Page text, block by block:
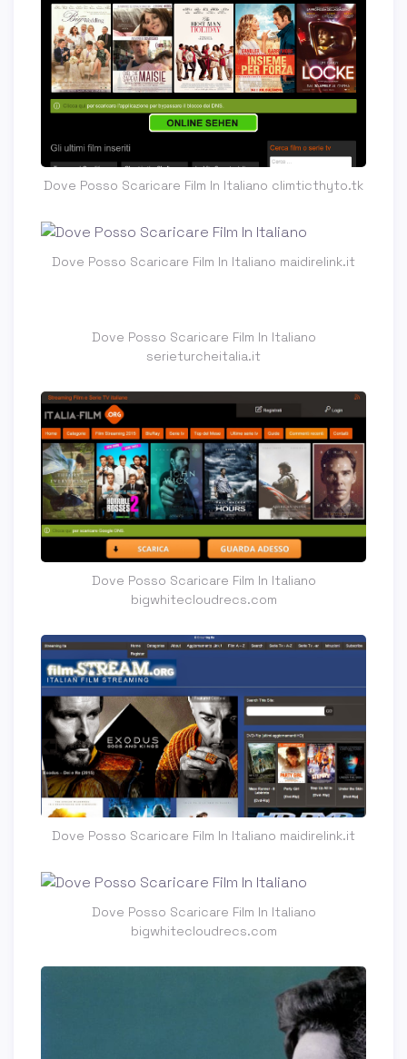
Dove Posso Scaricare Film In Italiano climticthyto.tk
Dove Posso Scaricare Film In Italiano maidirelink.it
Dove Posso Scaricare Film In Italiano
serieturcheitalia.it
Dove Posso Scaricare Film In Italiano
bigwhitecloudrecs.com
Dove Posso Scaricare Film In Italiano maidirelink.it
Dove Posso Scaricare Film In Italiano
bigwhitecloudrecs.com